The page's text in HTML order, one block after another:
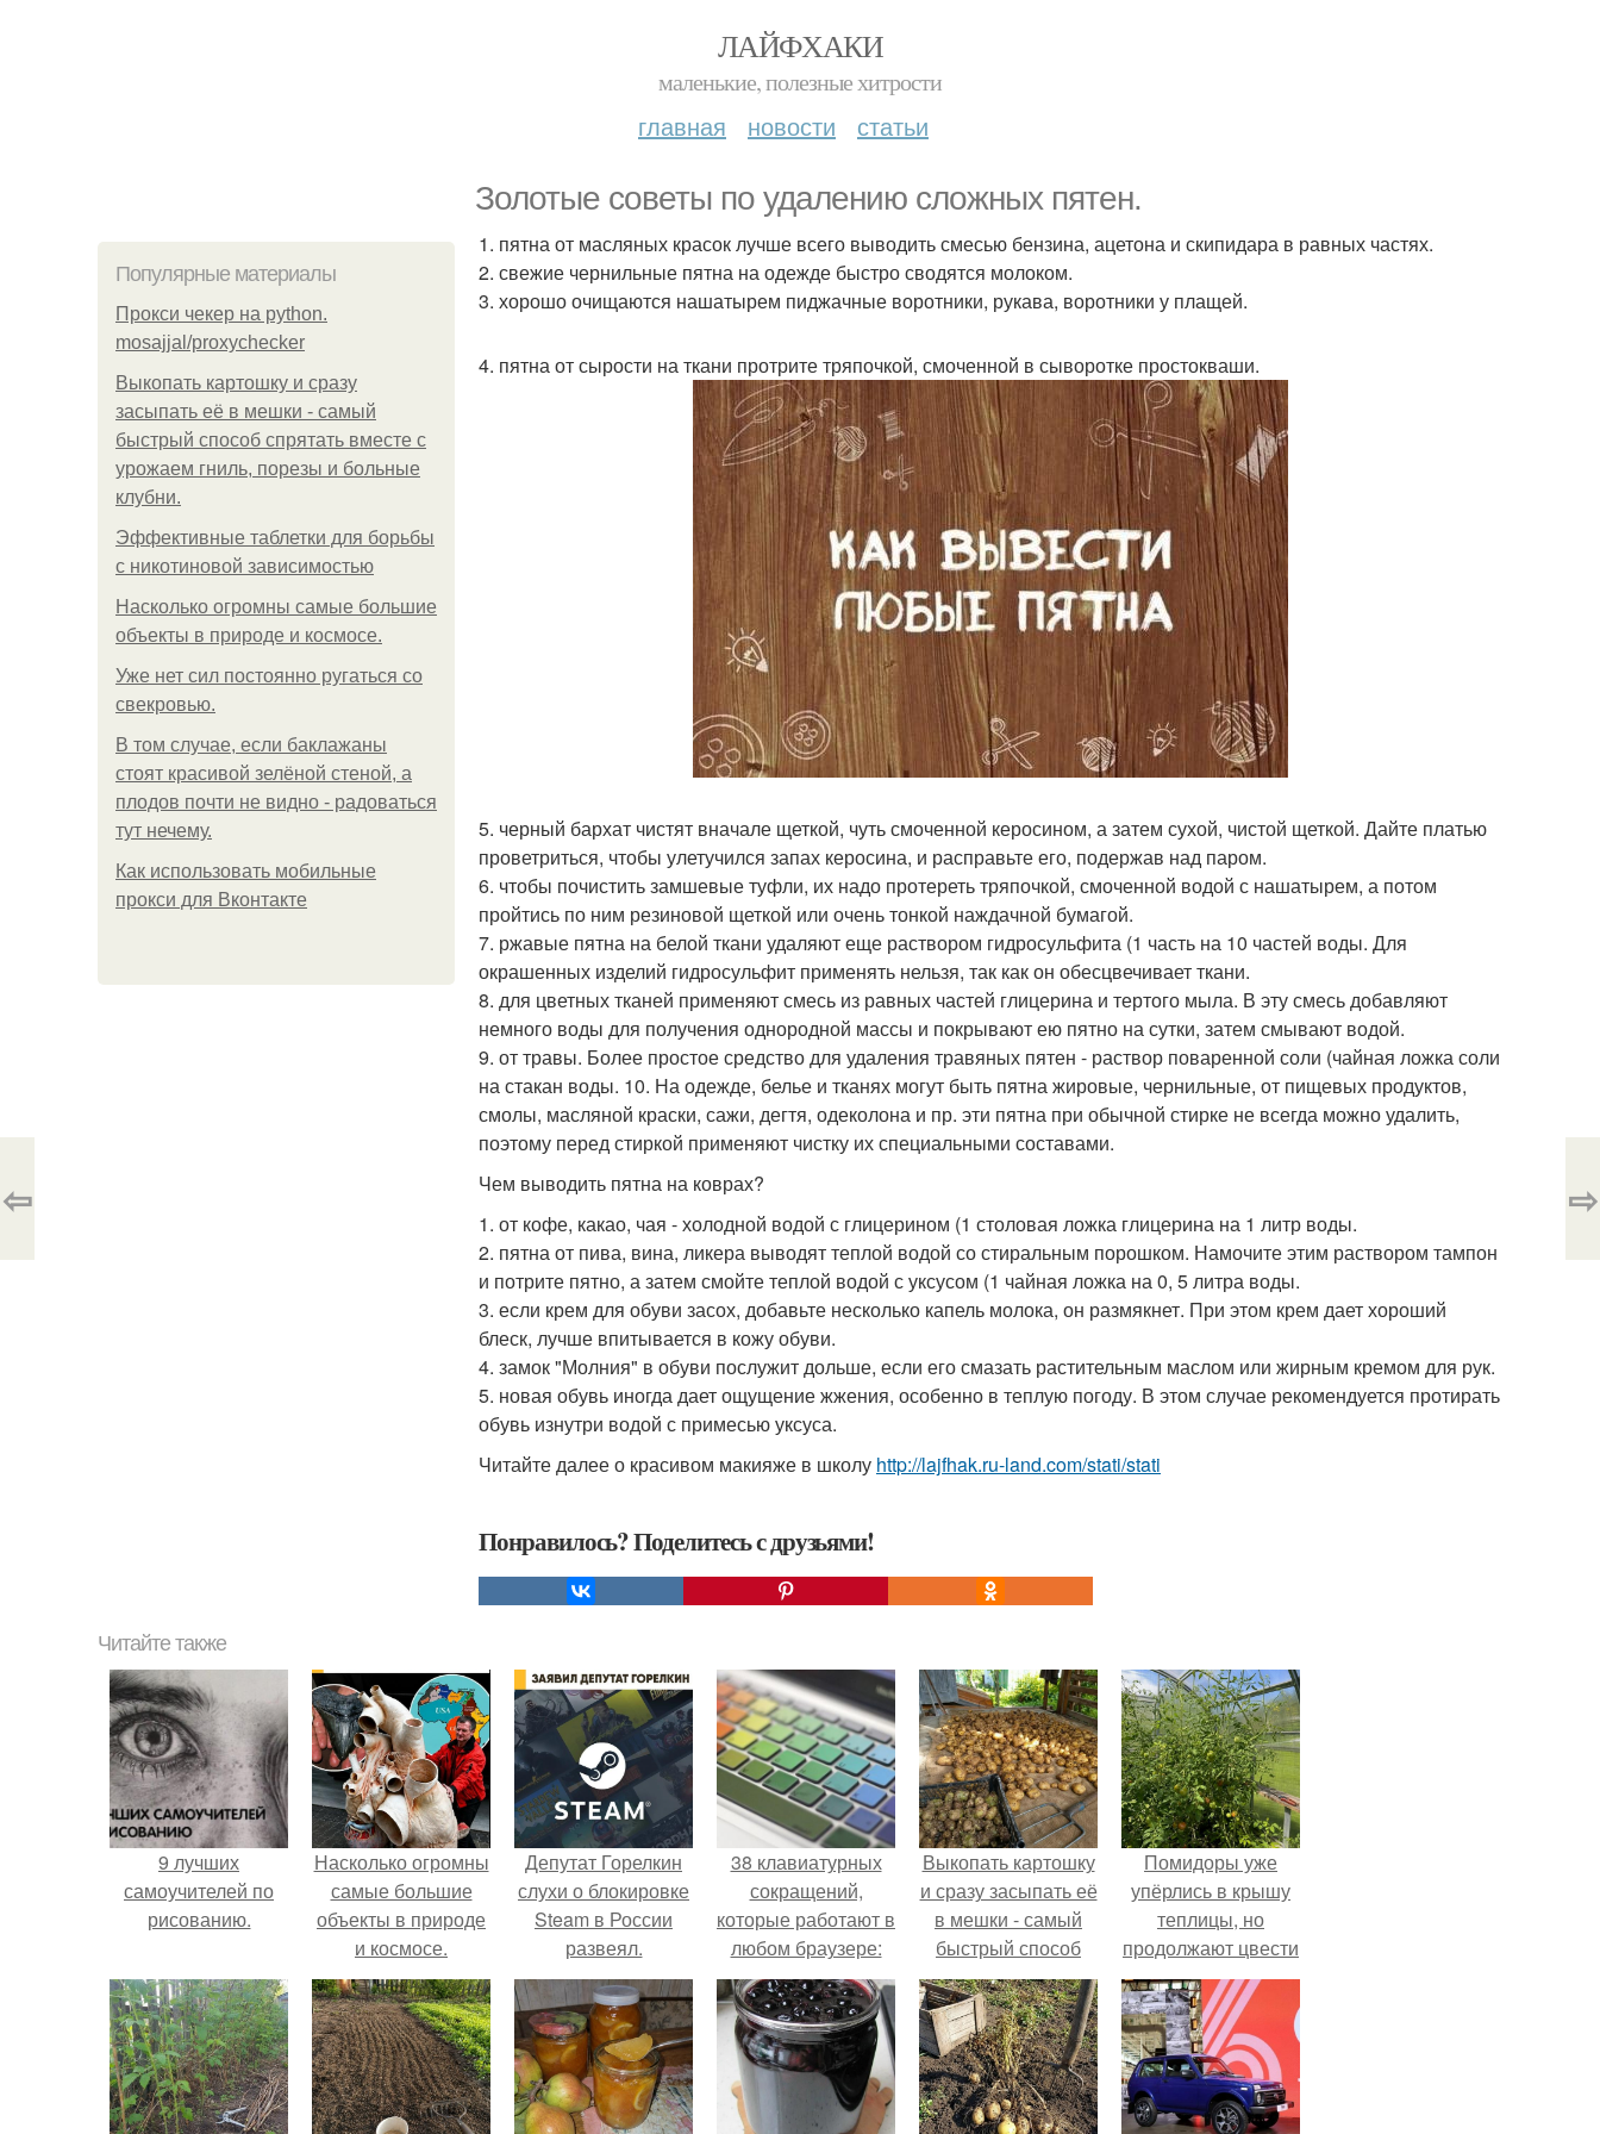
ЛАЙФХАКИ
маленькие, полезные хитрости
главная новости статьи
Золотые советы по удалению сложных пятен.
Популярные материалы
Прокси чекер на python.
mosajjal/proxychecker
Выкопать картошку и сразу
засыпать её в мешки - самый
быстрый способ спрятать вместе с
урожаем гниль, порезы и больные
клубни.
Эффективные таблетки для борьбы
с никотиновой зависимостью
Насколько огромны самые большие
объекты в природе и космосе.
Уже нет сил постоянно ругаться со
свекровью.
В том случае, если баклажаны
стоят красивой зелёной стеной, а
плодов почти не видно - радоваться
тут нечему.
Как использовать мобильные
прокси для Вконтакте
1. пятна от масляных красок лучше всего выводить смесью бензина, ацетона и скипидара в равных частях.
2. свежие чернильные пятна на одежде быстро сводятся молоком.
3. хорошо очищаются нашатырем пиджачные воротники, рукава, воротники у плащей.
4. пятна от сырости на ткани протрите тряпочкой, смоченной в сыворотке простокваши.
5. черный бархат чистят вначале щеткой, чуть смоченной керосином, а затем сухой, чистой щеткой. Дайте платью
проветриться, чтобы улетучился запах керосина, и расправьте его, подержав над паром.
6. чтобы почистить замшевые туфли, их надо протереть тряпочкой, смоченной водой с нашатырем, а потом
пройтись по ним резиновой щеткой или очень тонкой наждачной бумагой.
7. ржавые пятна на белой ткани удаляют еще раствором гидросульфита (1 часть на 10 частей воды. Для
окрашенных изделий гидросульфит применять нельзя, так как он обесцвечивает ткани.
8. для цветных тканей применяют смесь из равных частей глицерина и тертого мыла. В эту смесь добавляют
немного воды для получения однородной массы и покрывают ею пятно на сутки, затем смывают водой.
9. от травы. Более простое средство для удаления травяных пятен - раствор поваренной соли (чайная ложка соли
на стакан воды. 10. На одежде, белье и тканях могут быть пятна жировые, чернильные, от пищевых продуктов,
смолы, масляной краски, сажи, дегтя, одеколона и пр. эти пятна при обычной стирке не всегда можно удалить,
поэтому перед стиркой применяют чистку их специальными составами.
Чем выводить пятна на коврах?
1. от кофе, какао, чая - холодной водой с глицерином (1 столовая ложка глицерина на 1 литр воды.
2. пятна от пива, вина, ликера выводят теплой водой со стиральным порошком. Намочите этим раствором тампон
и потрите пятно, а затем смойте теплой водой с уксусом (1 чайная ложка на 0, 5 литра воды.
3. если крем для обуви засох, добавьте несколько капель молока, он размякнет. При этом крем дает хороший
блеск, лучше впитывается в кожу обуви.
4. замок "Молния" в обуви послужит дольше, если его смазать растительным маслом или жирным кремом для рук.
5. новая обувь иногда дает ощущение жжения, особенно в теплую погоду. В этом случае рекомендуется протирать
обувь изнутри водой с примесью уксуса.
Читайте далее о красивом макияже в школу http://lajfhak.ru-land.com/stati/stati
Понравилось? Поделитесь с друзьями!
⇦ ⇨
Читайте также
9 лучших
самоучителей по
рисованию.
Насколько огромны
самые большие
объекты в природе
и космосе.
Депутат Горелкин
слухи о блокировке
Steam в России
развеял.
38 клавиатурных
сокращений,
которые работают в
любом браузере:
Выкопать картошку
и сразу засыпать её
в мешки - самый
быстрый способ
спрятать вместе с
урожаем гниль,
порезы и больные
клубни.
Помидоры уже
упёрлись в крышу
теплицы, но
продолжают цвести
как сумасшедшие?